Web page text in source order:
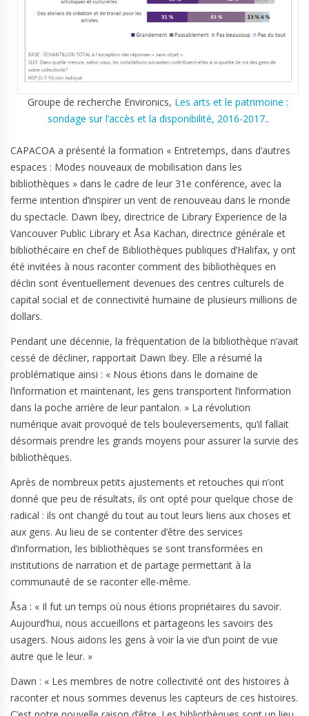
Groupe de recherche Environics, Les arts et le patrimoine :
sondage sur l’accès et la disponibilité, 2016-2017..
CAPACOA a présenté la formation « Entretemps, dans d’autres
espaces : Modes nouveaux de mobilisation dans les
bibliothèques » dans le cadre de leur 31e conférence, avec la
ferme intention d’inspirer un vent de renouveau dans le monde
du spectacle. Dawn Ibey, directrice de Library Experience de la
Vancouver Public Library et Åsa Kachan, directrice générale et
bibliothécaire en chef de Bibliothèques publiques d’Halifax, y ont
été invitées à nous raconter comment des bibliothèques en
déclin sont éventuellement devenues des centres culturels de
capital social et de connectivité humaine de plusieurs millions de
dollars.
Pendant une décennie, la fréquentation de la bibliothèque n’avait
cessé de décliner, rapportait Dawn Ibey. Elle a résumé la
problématique ainsi : « Nous étions dans le domaine de
l’information et maintenant, les gens transportent l’information
dans la poche arrière de leur pantalon. » La révolution
numérique avait provoqué de tels bouleversements, qu’il fallait
désormais prendre les grands moyens pour assurer la survie des
bibliothèques.
Après de nombreux petits ajustements et retouches qui n’ont
donné que peu de résultats, ils ont opté pour quelque chose de
radical : ils ont changé du tout au tout leurs liens aux choses et
aux gens. Au lieu de se contenter d’être des services
d’information, les bibliothèques se sont transformées en
institutions de narration et de partage permettant à la
communauté de se raconter elle-même.
Åsa : « Il fut un temps où nous étions propriétaires du savoir.
Aujourd’hui, nous accueillons et partageons les savoirs des
usagers. Nous aidons les gens à voir la vie d’un point de vue
autre que le leur. »
Dawn : « Les membres de notre collectivité ont des histoires à
raconter et nous sommes devenus les capteurs de ces histoires.